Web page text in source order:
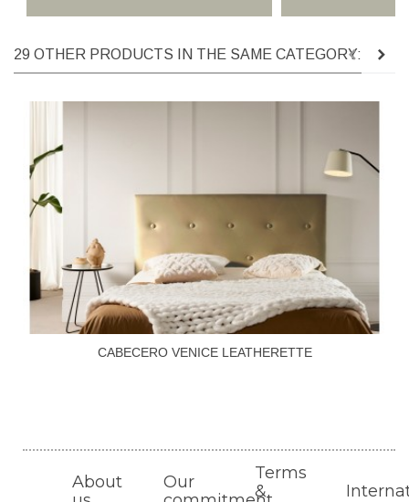
29 OTHER PRODUCTS IN THE SAME CATEGORY:
CABECERO VENICE LEATHERETTE
About
Our
Terms
&